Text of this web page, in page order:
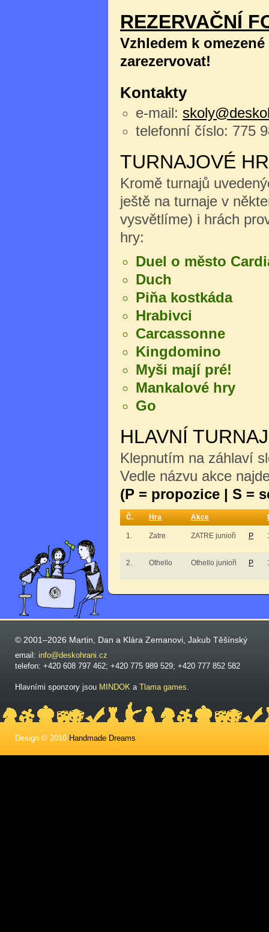
REZERVAČNÍ
Vzhledem k
zarezervovat!
Kontakty
e-mail:
telefonní číslo: 775
TURNAJOVÉ
Kromě turnajů
ještě na turnaje v
vysvětlíme) i hrách
hry:
Duel o město
Duch
Piňa kostkáda
Hrabivci
Carcassonne
Kingdomino
Myši mají pré!
Mankalové hry
Go
HLAVNÍ
Klepnutím na záhlaví
Vedle názvu akce
(P = propozice | S =
Č. Hra Akce
1. Zatre ZATRE junioři P
2. Othello Othello junioři P
© 2001–2026 Martin, Dan a Klára Zemanovi, Jakub Těšínský
email: info@deskohrani.cz
telefon: +420 608 797 462; +420 775 989 529; +420 777 852 582
Hlavními sponzory jsou MINDOK a Tlama games.
Design © 2010 Handmade Dreams